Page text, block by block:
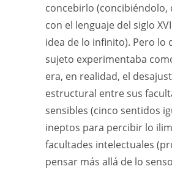
concebirlo (concibiéndolo,
con el lenguaje del siglo
idea de lo infinito). Pero lo
sujeto experimentaba
era, en realidad, el
estructural entre sus
sensibles (cinco sentidos
ineptos para percibir lo
facultades intelectuales
pensar más allá de lo